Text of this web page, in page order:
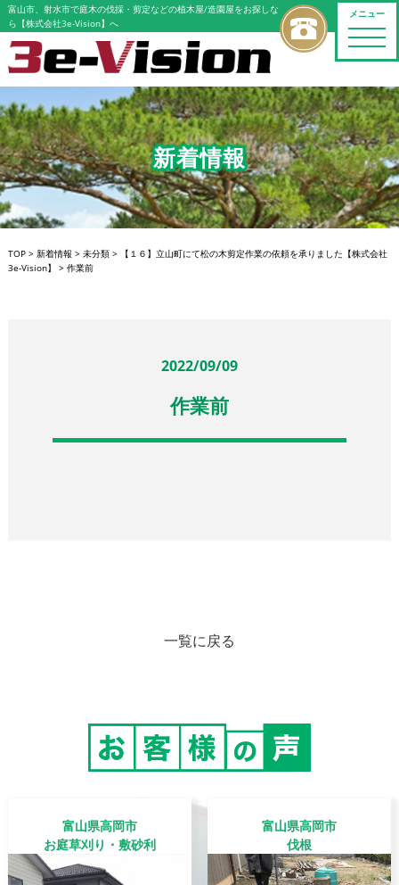
メニュー
toggle
富山市、射水市で庭木の伐採・剪定などの植木屋/造園屋をお探しな
ら【株式会社3e-Vision】へ
新着情報
TOP> 新着情報 > 未分類>
【１６】立山町にて松の木剪定作業の依頼を承りました【株式会社
3e-Vision】
> 作業前
2022/09/09
作業前
一覧に戻る
富山県高岡市
お庭草刈り・敷砂利
富山県高岡市
伐根